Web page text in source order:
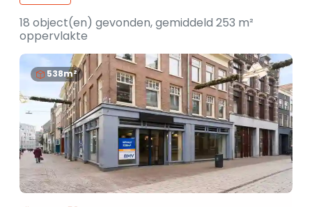
18 object(en) gevonden, gemiddeld 253 m²
oppervlakte
538m²